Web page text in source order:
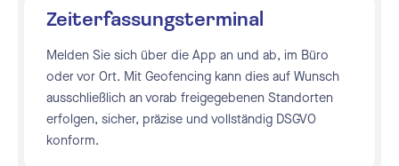
Zeiterfassungsterminal
Melden Sie sich über die App an und ab, im Büro
oder vor Ort. Mit Geofencing kann dies auf Wunsch
ausschließlich an vorab freigegebenen Standorten
erfolgen, sicher, präzise und vollständig DSGVO
konform.